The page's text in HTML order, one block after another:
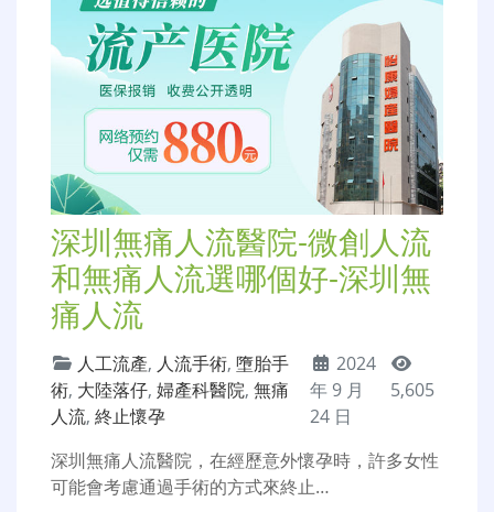
深圳無痛人流醫院-微創人流
和無痛人流選哪個好-深圳無
痛人流
人工流產, 人流手術, 墮胎手
術, 大陸落仔, 婦產科醫院, 無痛
人流, 終止懷孕
2024
年 9 月
24 日
5,605
深圳無痛人流醫院，在經歷意外懷孕時，許多女性
可能會考慮通過手術的方式來終止…